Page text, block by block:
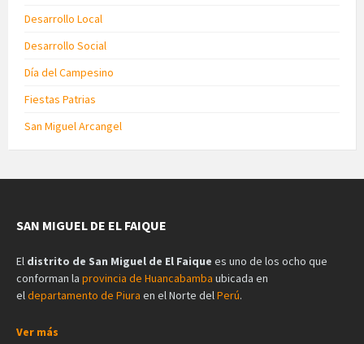
Desarrollo Local
Desarrollo Social
Día del Campesino
Fiestas Patrias
San Miguel Arcangel
SAN MIGUEL DE EL FAIQUE
El distrito de San Miguel de El Faique es uno de los ocho que
conforman la provincia de Huancabamba ubicada en
el departamento de Piura en el Norte del Perú.
Ver más